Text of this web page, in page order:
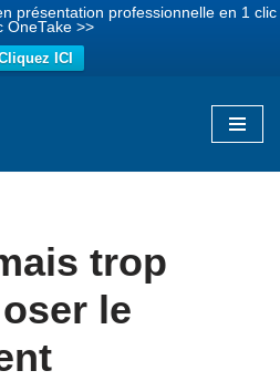
présentation professionnelle en 1 clic
OneTake >>
ICI
trop
le